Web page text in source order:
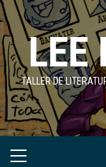
Saltar
al
contenidoLEE
TALLER DE
Menú